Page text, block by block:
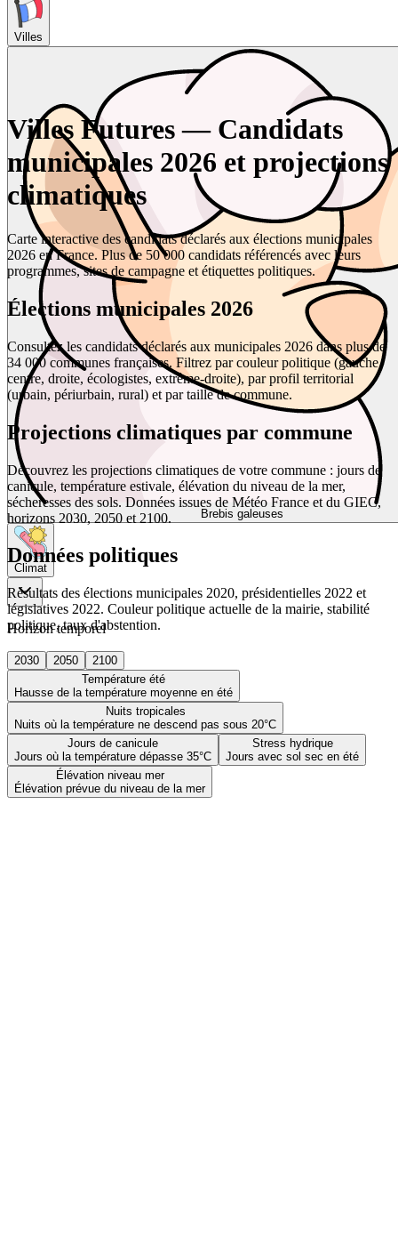
Villes
Brebis galeuses
Climat
Horizon temporel
2030 2050
2100
Température été
Hausse de la température moyenne en été
Nuits tropicales
Nuits où la température ne descend pas sous 20°C
Jours de canicule
Jours où la température dépasse 35°C
Stress hydrique
Jours avec sol sec en été
Élévation niveau mer
Élévation prévue du niveau de la mer
Villes Futures — Candidats
municipales 2026 et projections
climatiques
Carte interactive des candidats déclarés aux élections municipales
2026 en France. Plus de 50 000 candidats référencés avec leurs
programmes, sites de campagne et étiquettes politiques.
Élections municipales 2026
Consultez les candidats déclarés aux municipales 2026 dans plus de
34 000 communes françaises. Filtrez par couleur politique (gauche,
centre, droite, écologistes, extrême-droite), par profil territorial
(urbain, périurbain, rural) et par taille de commune.
Projections climatiques par commune
Découvrez les projections climatiques de votre commune : jours de
canicule, température estivale, élévation du niveau de la mer,
sécheresses des sols. Données issues de Météo France et du GIEC,
horizons 2030, 2050 et 2100.
Données politiques
Résultats des élections municipales 2020, présidentielles 2022 et
législatives 2022. Couleur politique actuelle de la mairie, stabilité
politique, taux d'abstention.